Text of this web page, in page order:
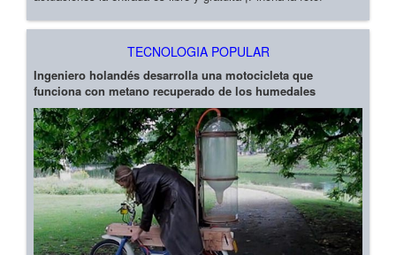
TECNOLOGIA POPULAR
Ingeniero holandés desarrolla una motocicleta que
funciona con metano recuperado de los humedales